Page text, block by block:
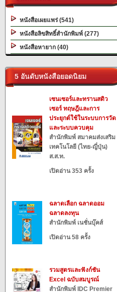
หนังสือเผยแพร่ (541)
หนังสือลิขสิทธิ์สำนักพิมพ์ (277)
หนังสือหายาก (40)
5 อันดับหนังสือยอดนิยม
เซนเซอร์และทรานสดิว
เซอร์ ทฤษฎีและการ
ประยุกต์ใช้ในระบบการวัด
และระบบควบคุม
สำนักพิมพ์ สมาคมส่งเสริม
เทคโนโลยี (ไทย-ญี่ปุ่น)
ส.ส.ท.
เปิดอ่าน 353 ครั้ง
ฉลาดเลือก ฉลาดออม
ฉลาดลงทุน
สำนักพิมพ์ เนชั่นบุ๊คส์
เปิดอ่าน 58 ครั้ง
รวมสูตรและฟังก์ชัน
Excel ฉบับสมบูรณ์
สำนักพิมพ์ IDC Premier